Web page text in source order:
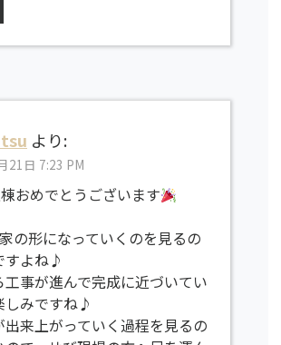
より:
21日 7:23 PM
おめでとうございます
の形になっていくのを見るの
すよね♪
工事が進んで完成に近づいてい
しみですね♪
出来上がっていく過程を見るの